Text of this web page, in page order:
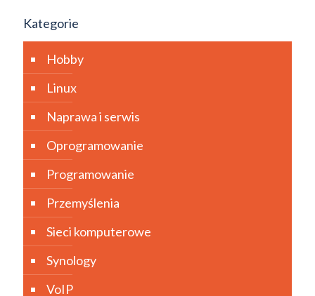
Kategorie
Hobby
Linux
Naprawa i serwis
Oprogramowanie
Programowanie
Przemyślenia
Sieci komputerowe
Synology
VoIP